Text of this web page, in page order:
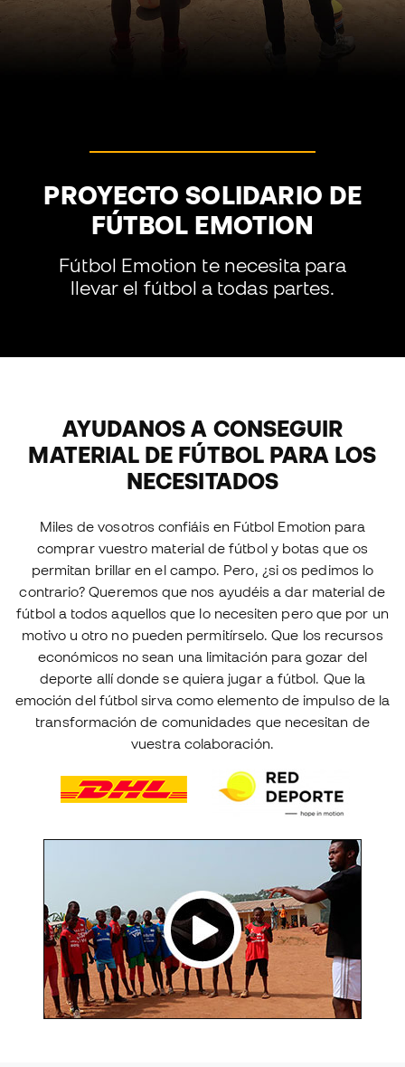
PROYECTO SOLIDARIO DE
FÚTBOL EMOTION
Fútbol Emotion te necesita para
llevar el fútbol a todas partes.
AYUDANOS A CONSEGUIR
MATERIAL DE FÚTBOL PARA LOS
NECESITADOS
Miles de vosotros confiáis en Fútbol Emotion para
comprar vuestro material de fútbol y botas que os
permitan brillar en el campo. Pero, ¿si os pedimos lo
contrario? Queremos que nos ayudéis a dar material de
fútbol a todos aquellos que lo necesiten pero que por un
motivo u otro no pueden permitírselo. Que los recursos
económicos no sean una limitación para gozar del
deporte allí donde se quiera jugar a fútbol. Que la
emoción del fútbol sirva como elemento de impulso de la
transformación de comunidades que necesitan de
vuestra colaboración.